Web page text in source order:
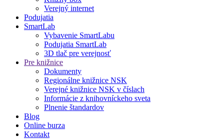
Verejný internet
Podujatia
SmartLab
Vybavenie SmartLabu
Podujatia SmartLab
3D tlač pre verejnosť
Pre knižnice
Dokumenty
Regionálne knižnice NSK
Verejné knižnice NSK v číslach
Informácie z knihovníckeho sveta
Plnenie štandardov
Blog
Online burza
Kontakt